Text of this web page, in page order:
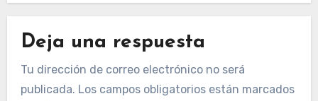
Deja una respuesta
Tu dirección de correo electrónico no será
publicada. Los campos obligatorios están marcados